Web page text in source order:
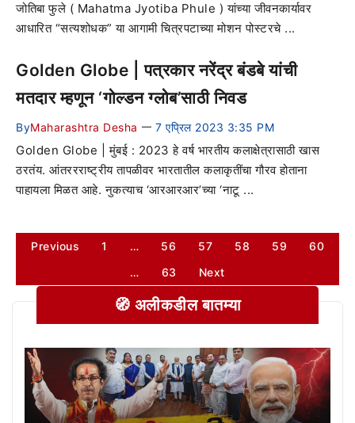
जोतिबा फुले ( Mahatma Jyotiba Phule ) यांच्या जीवनकार्यावर
आधारित “सत्यशोधक” या आगामी चित्रपटाच्या मोशन पोस्टरचे ...
Golden Globe | पत्रकार नरेंद्र बंडबे यांची
मतदार म्हणून ‘गोल्डन ग्लोब’साठी निवड
ByMaharashtra Desha — 7 एप्रिल 2023 3:35 PM
Golden Globe | मुंबई : 2023 हे वर्ष भारतीय कलाक्षेत्रासाठी खास
ठरतंय. आंतररराष्ट्रीय तापळीवर भारतातील कलाकृतींचा गौरव होताना
पाहायला मिळत आहे. नुकत्याच ‘आरआरआर’च्या ‘नाटू ...
Previous 1 … 56 57 58 59
60
…
63 Next
🧭 अलीकडील बातम्या